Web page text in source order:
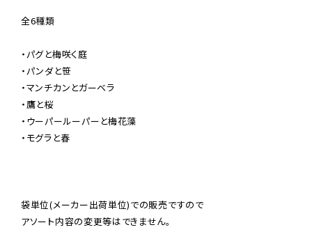
全6種類
・パグと梅咲く庭
・パンダと笹
・マンチカンとガーベラ
・鷹と桜
・ウーパールーパーと梅花藻
・モグラと春
袋単位(メーカー出荷単位)での販売ですので
アソート内容の変更等はできません。